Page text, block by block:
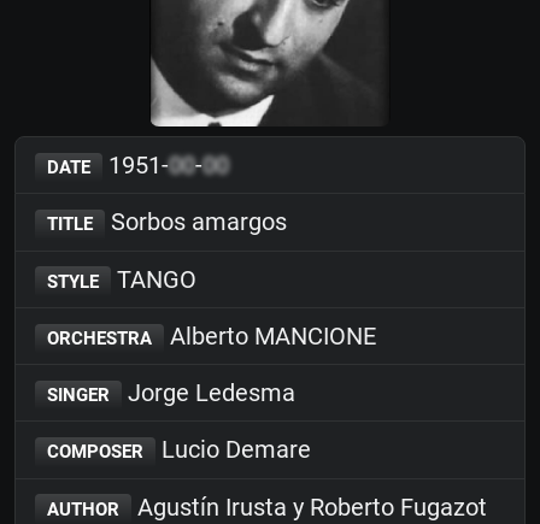
DATE 1951-00-00
TITLE Sorbos amargos
STYLE TANGO
ORCHESTRA Alberto MANCIONE
SINGER Jorge Ledesma
COMPOSER Lucio Demare
AUTHOR Agustín Irusta y Roberto Fugazot